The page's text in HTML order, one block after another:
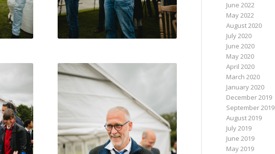
June 2022
May 2022
August 2020
July 2020
June 2020
May 2020
April 2020
March 2020
January 2020
December 2019
September 2019
August 2019
July 2019
June 2019
May 2019